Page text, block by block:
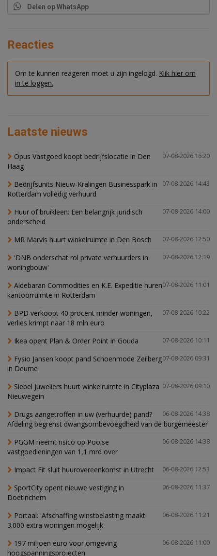
Delen op WhatsApp
Reacties
Om te kunnen reageren moet u zijn ingelogd. Klik hier om
in te loggen.
Laatste nieuws
07-08-2026 16:20
Opus Vastgoed koopt bedrijfslocatie in Den
Haag
07-08-2026 14:43
Bedrijfsunits Nieuw-Kralingen Businesspark in
Rotterdam volledig verhuurd
07-08-2026 14:00
Huur of bruikleen: Een belangrijk juridisch
onderscheid
07-08-2026 12:50
MR Marvis huurt winkelruimte in Den Bosch
07-08-2026 12:19
'DNB onderschat rol private verhuurders in
woningbouw'
07-08-2026 11:01
Aldebaran Commodities en K.E. Expeditie huren
kantoorruimte in Rotterdam
07-08-2026 10:22
BPD verkoopt 40 procent minder woningen,
verlies krimpt naar 18 mln euro
07-08-2026 10:11
Ikea opent Plan & Order Point in Gouda
07-08-2026 09:31
Fysio Jansen koopt pand Schoenmode Zeilberg
in Deurne
07-08-2026 09:10
Siebel Juweliers huurt winkelruimte in Cityplaza
Nieuwegein
06-08-2026 14:38
Drugs aangetroffen in uw (verhuurde) pand?
Afdeling begrenst dwangsombevoegdheid van de burgemeester
06-08-2026 14:38
PGGM neemt risico op Poolse
vastgoedleningen van 1,1 mrd over
06-08-2026 12:53
Impact Fit sluit huurovereenkomst in Utrecht
06-08-2026 11:37
SportCity opent nieuwe vestiging in
Doetinchem
06-08-2026 11:21
Portaal: 'Afschaffing winstbelasting maakt
3.000 extra woningen mogelijk'
06-08-2026 11:00
197 miljoen euro voor omgeving
hoogspanningsprojecten